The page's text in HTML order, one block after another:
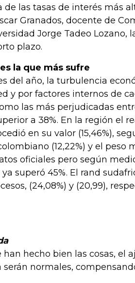
las tasas de interés más
Granados, docente de
Jorge Tadeo Lozano,
plazo.
la que más sufre
del año, la turbulencia
y por factores internos de
las más perjudicadas
a 38%. En la región el
en su valor (15,46%),
(12,22%) y el peso
oficiales pero según
superó 45%. El rand
(24,08%) y (20,99),
han hecho bien las cosas, el
normales,